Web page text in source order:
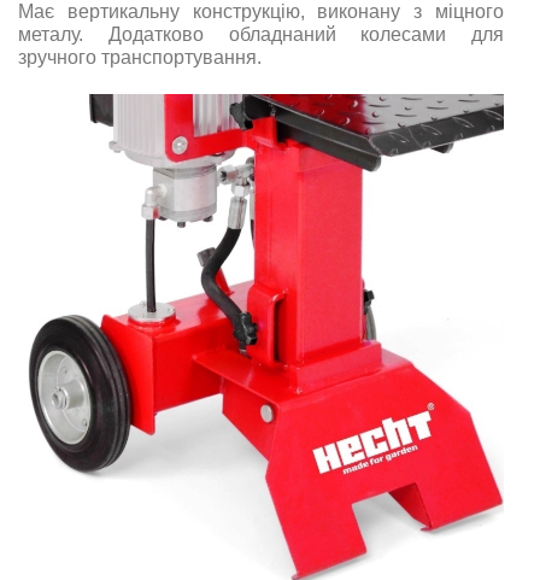
Має вертикальну конструкцію, виконану з міцного
металу. Додатково обладнаний колесами для
зручного транспортування.